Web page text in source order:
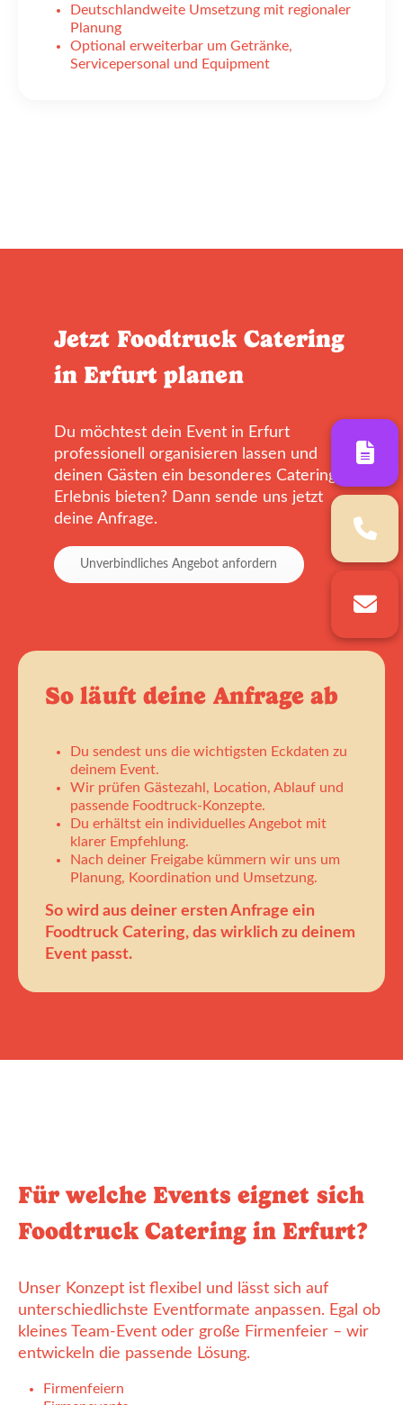
Deutschlandweite Umsetzung mit regionaler
Planung
Optional erweiterbar um Getränke,
Servicepersonal und Equipment
Jetzt Foodtruck Catering
in Erfurt planen
Du möchtest dein Event in Erfurt
professionell organisieren lassen und
deinen Gästen ein besonderes Catering-
Erlebnis bieten? Dann sende uns jetzt
deine Anfrage.
Unverbindliches Angebot anfordern
So läuft deine Anfrage ab
Du sendest uns die wichtigsten Eckdaten zu
deinem Event.
Wir prüfen Gästezahl, Location, Ablauf und
passende Foodtruck-Konzepte.
Du erhältst ein individuelles Angebot mit
klarer Empfehlung.
Nach deiner Freigabe kümmern wir uns um
Planung, Koordination und Umsetzung.
So wird aus deiner ersten Anfrage ein
Foodtruck Catering, das wirklich zu deinem
Event passt.
Für welche Events eignet sich
Foodtruck Catering in Erfurt?
Unser Konzept ist flexibel und lässt sich auf
unterschiedlichste Eventformate anpassen. Egal ob
kleines Team-Event oder große Firmenfeier – wir
entwickeln die passende Lösung.
Firmenfeiern